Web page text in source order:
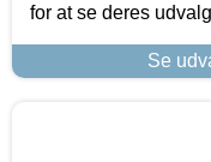
for at se deres
Se